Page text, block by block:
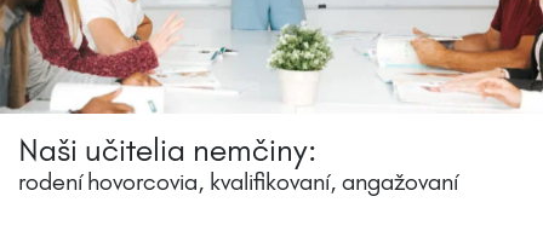
Naši učitelia nemčiny:
rodení hovorcovia, kvalifikovaní, angažovaní